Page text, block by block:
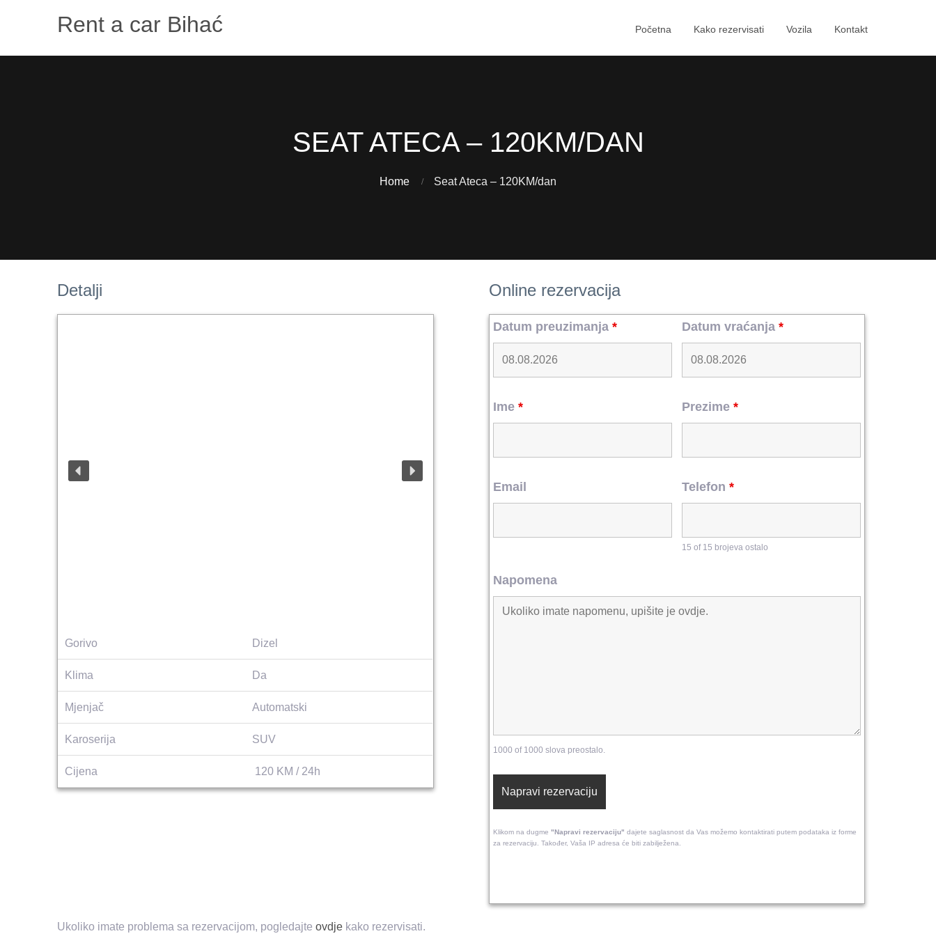
Rent a car Bihać Početna Kako rezervisati Vozila Kontakt
SEAT ATECA – 120KM/DAN
Home Seat Ateca – 120KM/dan
Detalji
Gorivo Dizel
Klima Da
Mjenjač Automatski
Karoserija SUV
Cijena 120 KM / 24h
Online rezervacija
Datum preuzimanja * Datum vraćanja *
Ime * Prezime *
Email Telefon *
15 of 15 brojeva ostalo
Napomena
1000 of 1000 slova preostalo.
Klikom na dugme "Napravi rezervaciju" dajete saglasnost da Vas možemo kontaktirati putem podataka iz forme
za rezervaciju. Također, Vaša IP adresa će biti zabilježena.
Ukoliko imate problema sa rezervacijom, pogledajte ovdje kako rezervisati.